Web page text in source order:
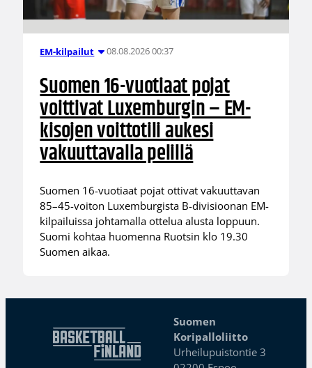
EM-kilpailut 08.08.2026 00:37
Suomen 16-vuotiaat pojat
voittivat Luxemburgin – EM-
kisojen voittotili aukesi
vakuuttavalla pelillä
Suomen 16-vuotiaat pojat ottivat vakuuttavan
85–45-voiton Luxemburgista B-divisioonan EM-
kilpailuissa johtamalla ottelua alusta loppuun.
Suomi kohtaa huomenna Ruotsin klo 19.30
Suomen aikaa.
Suomen
Koripalloliitto
Urheilupuistontie 3